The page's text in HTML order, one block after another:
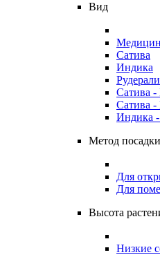
Вид
Сатива
Индика
Сатива
Сатива -
Индика -
Метод посадки
Для
Для
Высота
Низкие